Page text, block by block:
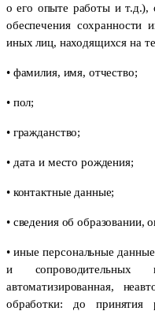
о его опыте работы и т.д.),
обеспечения сохранности
иных лиц, находящихся на
• фамилия, имя, отчество;
• пол;
• гражданство;
• дата и место рождения;
• контактные данные;
• сведения об образовании,
• иные персональные
и сопроводительных
автоматизированная,
обработки: до принятия